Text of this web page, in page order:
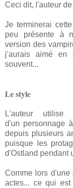
Ceci dit, l'auteur
Je terminerai
peu présente à
version des
j'aurais aimé en
souvent...
Le style
L'auteur
d'un personnageà
depuis plusieurs
puisque les
d'Ostland pendant
Comme lors d'une
actes... ce qui est